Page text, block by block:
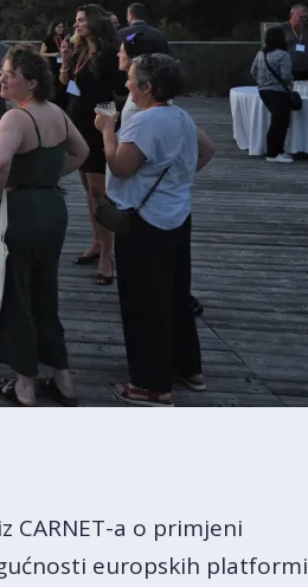
CARNET-a o primjeni
europskih platformi